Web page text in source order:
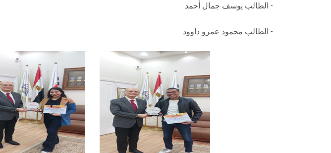
- الطالب يوسف جمال أحمد
- الطالب محمود عمرو داوود